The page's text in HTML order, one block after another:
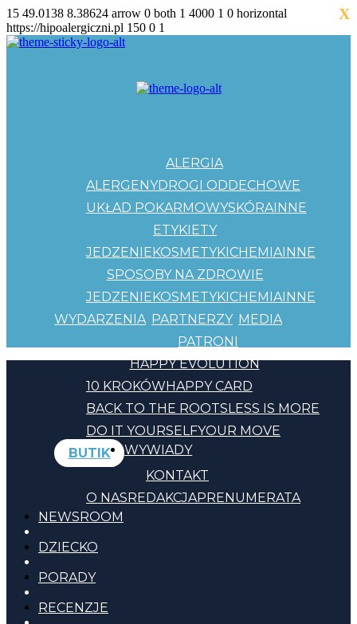
15 49.0138 8.38624 arrow 0 both 1 4000 1 0 horizontal
https://hipoalergiczni.pl 150 0 1
ALERGIA
ALERGENYDROGI ODDECHOWE
UKŁAD POKARMOWYSKÓRAINNE
ETYKIETY
JEDZENIEKOSMETYKICHEMIAINNE
SPOSOBY NA ZDROWIE
JEDZENIEKOSMETYKICHEMIAINNE
WYDARZENIA PARTNERZY
PATRONI
MEDIA
HAPPY EVOLUTION
10 KROKÓWHAPPY CARD
BACK TO THE ROOTSLESS IS MORE
DO IT YOURSELFYOUR MOVE
BUTIK
KONTAKT
O NASREDAKCJAPRENUMERATA
WYWIADY
NEWSROOM
DZIECKO
PORADY
RECENZJE
X